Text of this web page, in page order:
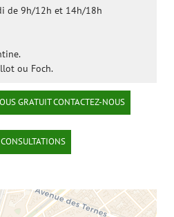
de 9h/12h et 14h/18h
ou Foch.
GRATUIT CONTACTEZ-NOUS
CONSULTATIONS